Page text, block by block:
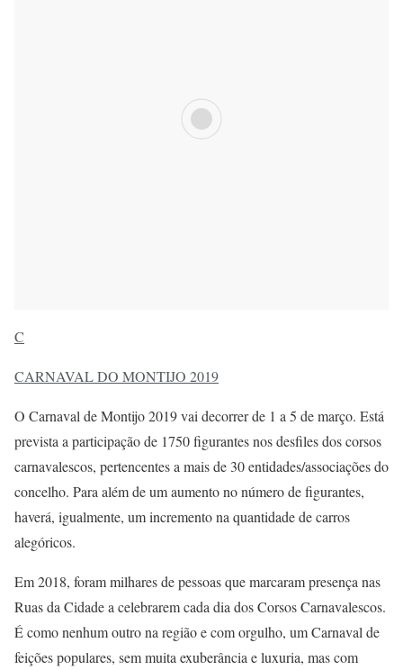
C
CARNAVAL DO MONTIJO 2019
O Carnaval de Montijo 2019 vai decorrer de 1 a 5 de março. Está
prevista a participação de 1750 figurantes nos desfiles dos corsos
carnavalescos, pertencentes a mais de 30 entidades/associações do
concelho. Para além de um aumento no número de figurantes,
haverá, igualmente, um incremento na quantidade de carros
alegóricos.
Em 2018, foram milhares de pessoas que marcaram presença nas
Ruas da Cidade a celebrarem cada dia dos Corsos Carnavalescos.
É como nenhum outro na região e com orgulho, um Carnaval de
feições populares, sem muita exuberância e luxuria, mas com